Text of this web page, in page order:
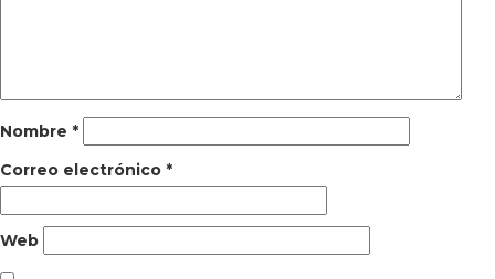
Nombre *
Correo electrónico *
Web